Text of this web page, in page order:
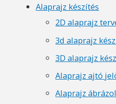
Alaprajz készítés
2D alaprajz
3d alaprajz
3D alaprajz
Alaprajz ajtó
Alaprajz